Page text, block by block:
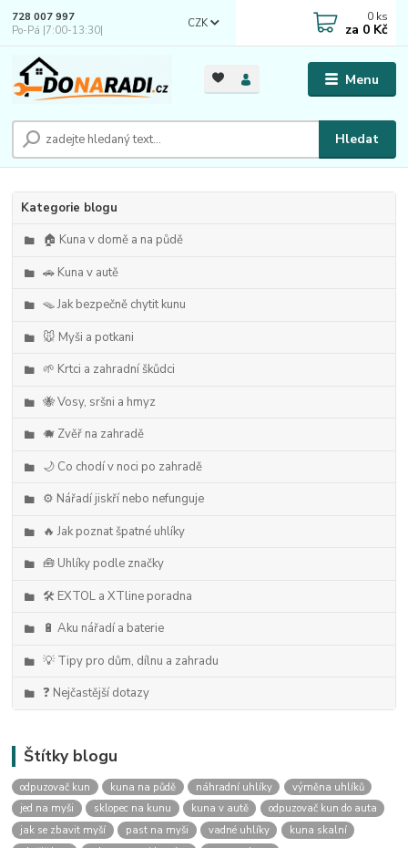
Menu
CZK
Hledat
728 007 997
Po-Pá |7:00-13:30|
0 ks
za 0 Kč
Kategorie blogu
🏠 Kuna v domě a na půdě
🚗 Kuna v autě
🪤 Jak bezpečně chytit kunu
🐭 Myši a potkani
🌱 Krtci a zahradní škůdci
🐝 Vosy, sršni a hmyz
🐗 Zvěř na zahradě
🌙 Co chodí v noci po zahradě
⚙️ Nářadí jiskří nebo nefunguje
🔥 Jak poznat špatné uhlíky
🧰 Uhlíky podle značky
🛠️ EXTOL a XTline poradna
🔋 Aku nářadí a baterie
💡 Tipy pro dům, dílnu a zahradu
❓ Nejčastější dotazy
Štítky blogu
odpuzovač kun kuna na půdě náhradní uhlíky
výměna uhlíků
jed na myši
sklopec na kunu kuna v autě
odpuzovač kun do auta
jak se zbavit myší
past na myši vadné uhlíky
kuna skalní